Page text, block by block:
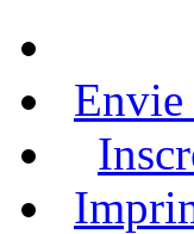
Envie